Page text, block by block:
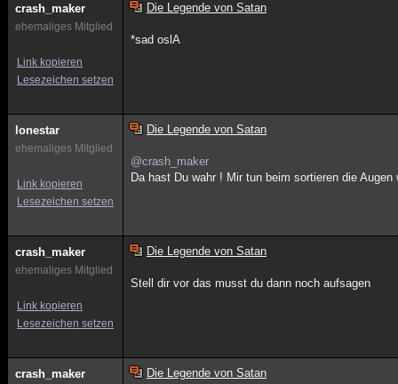
crash_maker
ehemaliges Mitglied
Link kopieren
Lesezeichen setzen
Die Legende von Satan
*sad oslA
lonestar
ehemaliges Mitglied
Link kopieren
Lesezeichen setzen
Die Legende von Satan
@crash_maker
Da hast Du wahr ! Mir tun beim sortieren die Augen
crash_maker
ehemaliges Mitglied
Link kopieren
Lesezeichen setzen
Die Legende von Satan
Stell dir vor das musst du dann noch aufsagen
crash_maker Die Legende von Satan